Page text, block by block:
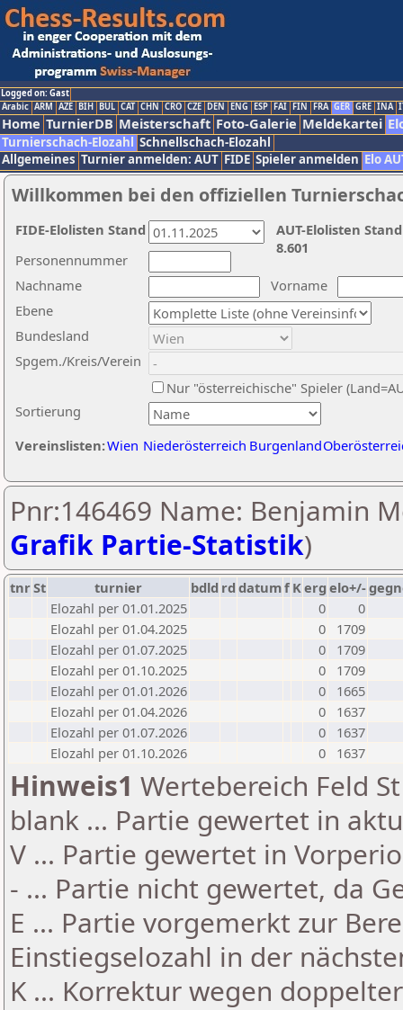
Logged on: Gast
Arabic ARM AZE BIH BUL CAT CHN CRO CZE DEN ENG ESP FAI FIN FRA GER GRE INA
Home TurnierDB Meisterschaft Foto-Galerie Meldekartei
Turnierschach-Elozahl Schnellschach-Elozahl
Allgemeines Turnier anmelden: AUT FIDE Spieler anmelden Elo
Willkommen bei den offiziellen
Nachname
Vorname
Ebene
Sortierung
Personennummer
Bundesland
Spgem./Kreis/Verein
Nur "österreichische" Spieler
Vereinslisten:Wien Niederösterreich Burgenland
AUT-Elolisten
8.601
FIDE-Elolisten Stand
Pnr:146469 Name: Benjamin
Grafik Partie-Statistik)
tnrSt turnier bdld rd datumf Kerg elo+/-
Elozahl per 01.01.2025
0
0
Elozahl per 01.04.2025
0
1709
Elozahl per 01.07.2025
0
1709
Elozahl per 01.10.2025
0
1709
Elozahl per 01.01.2026
0
1665
Elozahl per 01.04.2026
0
1637
Elozahl per 01.07.2026
0
1637
Elozahl per 01.10.2026
0 1637
Hinweis1 Wertebereich Feld
blank ... Partie gewertet in
V ... Partie gewertet in
- ... Partie nicht gewertet, da
E ... Partie vorgemerkt zur
Einstiegselozahl in der
K ... Korrektur wegen